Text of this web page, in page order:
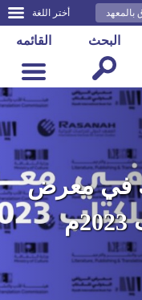
أختر اللغة بالمعهد
القائمه البحث
في معرض